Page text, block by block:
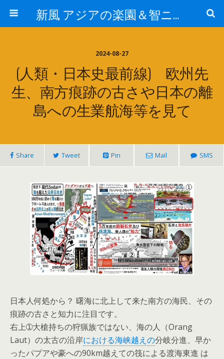
新風 アジアの楽園＆智ニア来富
2024-08-27
(人類・日本史最前線) 欧州先
生、南方痕跡の古さや日本の離
島への生業航海等を見て
Share Tweet Pin Mail SMS
日本人何処から？ 曙海に北上して来た南方の海民、その
痕跡の古さと知力に注目です。
右上➀大槍持ちの狩猟族ではない、海の人（Orang
Laut）の太古の沿岸における海峡越えの分岐分進、早か
ったパプアや豪への90km越えての筏による渡海東進 は